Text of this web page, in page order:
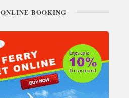
ONLINE BOOKING